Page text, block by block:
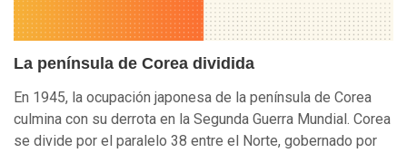
La península de Corea dividida
En 1945, la ocupación japonesa de la península de Corea
culmina con su derrota en la Segunda Guerra Mundial. Corea
se divide por el paralelo 38 entre el Norte, gobernado por